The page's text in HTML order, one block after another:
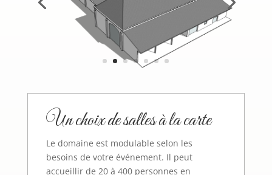
Un choix de salles à la carte
Le domaine est modulable selon les
besoins de votre événement. Il peut
accueillir de 20 à 400 personnes en